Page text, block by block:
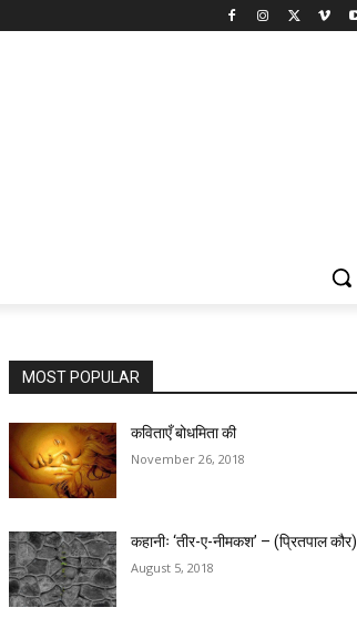
MOST POPULAR
कविताएँ बोधमिता की
November 26, 2018
कहानीः ‘तीर-ए-नीमकश’ – (प्रितपाल कौर)
August 5, 2018